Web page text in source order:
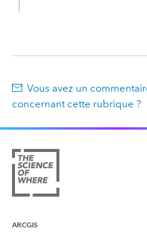
Vous avez un
concernant cette rubrique ?
ARCGIS